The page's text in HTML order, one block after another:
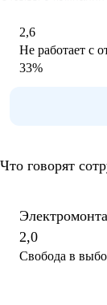
2,6
Не работает с
33%
Что говорят
2,0
Свобода в